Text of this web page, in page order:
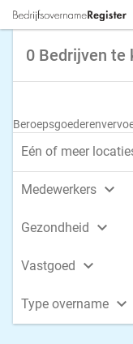
0 Bedrijven te
Eén of meer
Medewerkers 
Gezondheid 
Vastgoed 
Type overname 